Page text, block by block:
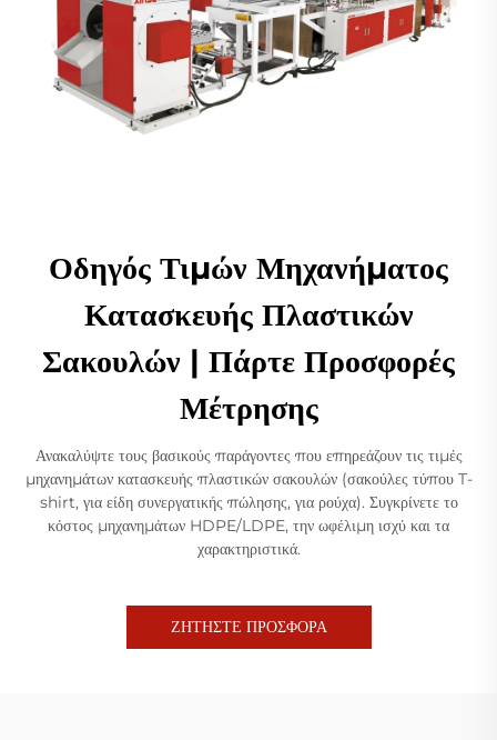
Οδηγός Τιμών Μηχανήματος
Κατασκευής Πλαστικών
Σακουλών | Πάρτε Προσφορές
Μέτρησης
Ανακαλύψτε τους βασικούς παράγοντες που επηρεάζουν τις τιμές
μηχανημάτων κατασκευής πλαστικών σακουλών (σακούλες τύπου T-
shirt, για είδη συνεργατικής πώλησης, για ρούχα). Συγκρίνετε το
κόστος μηχανημάτων HDPE/LDPE, την ωφέλιμη ισχύ και τα
χαρακτηριστικά.
ΖΗΤΗΣΤΕ ΠΡΟΣΦΟΡΑ